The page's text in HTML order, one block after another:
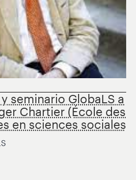
seminario GlobaLS a
Chartier (École des
en sciences sociales)